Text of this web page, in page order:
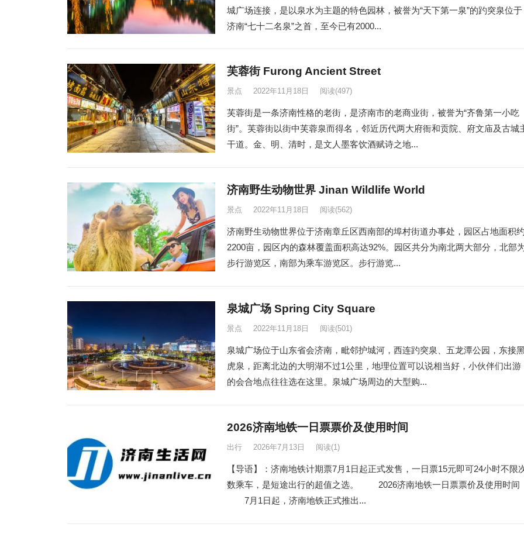
城广场连接，是以泉水为主题的特色园林，被誉为“天下第一泉”的趵突泉位于
济南“七十二名泉”之首，至今已有2000...
芙蓉街 Furong Ancient Street
景点 2022年11月18日 阅读(497)
芙蓉街是一条济南性格的老街，是济南市的老商业街，被誉为“齐鲁第一小吃
街”。芙蓉街以街中芙蓉泉而得名，邻近历代两大府衙和贡院、府文庙及古城
干道。金、明、清时，是文人墨客饮酒赋诗之地...
济南野生动物世界 Jinan Wildlife World
景点 2022年11月18日 阅读(562)
济南野生动物世界位于济南章丘区西南部的埠村街道办事处，园区占地面积
2200亩，园区内的森林覆盖面积高达92%。园区共分为南北两大部分，北部
步行游览区，南部为乘车游览区。步行游览...
泉城广场 Spring City Square
景点 2022年11月18日 阅读(501)
泉城广场位于山东省会济南，毗邻护城河，西连趵突泉、五龙潭公园，东接
虎泉，距离北边的大明湖不过1公里，地理位置可以说相当好，小伙伴们出游
的会合地点往往选在这里。泉城广场周边的大型购...
2026济南地铁一日票票价及使用时间
出行 2026年7月13日 阅读(1)
【导语】：济南地铁计期票7月1日起正式发售，一日票15元即可24小时不限
数乘车，是短途出行的超值之选。 2026济南地铁一日票票价及使用时间
7月1日起，济南地铁正式推出...